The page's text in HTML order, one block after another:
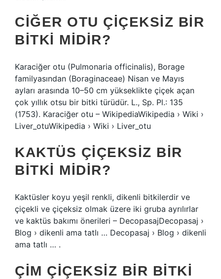
CIĞER OTU ÇIÇEKSIZ BIR
BITKI MIDIR?
Karaciğer otu (Pulmonaria officinalis), Borage
familyasından (Boraginaceae) Nisan ve Mayıs
ayları arasında 10–50 cm yükseklikte çiçek açan
çok yıllık otsu bir bitki türüdür. L., Sp. Pl.: 135
(1753). Karaciğer otu – WikipediaWikipedia › Wiki ›
Liver_otuWikipedia › Wiki › Liver_otu
KAKTÜS ÇIÇEKSIZ BIR
BITKI MIDIR?
Kaktüsler koyu yeşil renkli, dikenli bitkilerdir ve
çiçekli ve çiçeksiz olmak üzere iki gruba ayrılırlar
ve kaktüs bakımı önerileri – DecopasajDecopasaj ›
Blog › dikenli ama tatlı … Decopasaj › Blog › dikenli
ama tatlı … .
ÇIM ÇIÇEKSIZ BIR BITKI